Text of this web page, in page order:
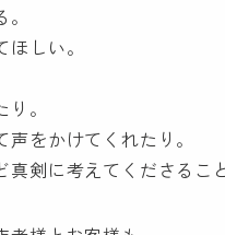
しい。
。
をかけてくれたり。
真剣に考えてくださる